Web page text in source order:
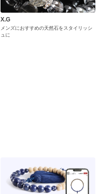
X.G
メンズにおすすめの天然石をスタイリッシ
ュに